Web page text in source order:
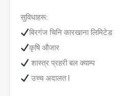
सुविधाहरू:
बिरगंज चिनि कारखाना लिमिटेड
कृषि औजार
शास्त्र प्रहरी बल क्याम्प
उच्च अदालत l